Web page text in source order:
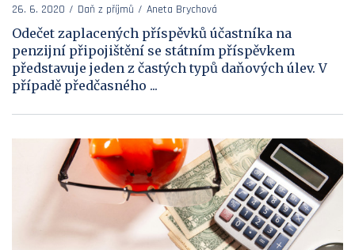
26. 6. 2020 Daň z příjmů Aneta Brychová
Odečet zaplacených příspěvků účastníka na
penzijní připojištění se státním příspěvkem
představuje jeden z častých typů daňových úlev. V
případě předčasného ...